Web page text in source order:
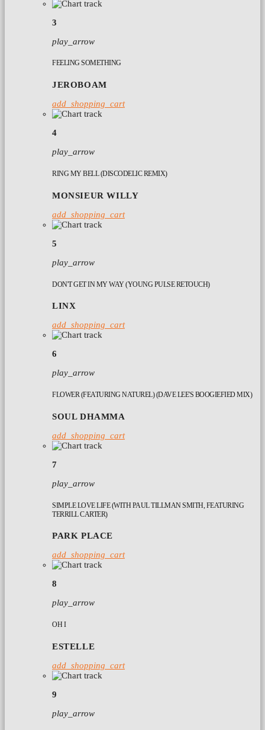
3
play_arrow
FEELING SOMETHING
JEROBOAM
add_shopping_cart
4
play_arrow
RING MY BELL (DISCODELIC REMIX)
MONSIEUR WILLY
add_shopping_cart
5
play_arrow
DON'T GET IN MY WAY (YOUNG PULSE RETOUCH)
LINX
add_shopping_cart
6
play_arrow
FLOWER (FEATURING NATUREL) (DAVE LEE'S BOOGIEFIED MIX)
SOUL DHAMMA
add_shopping_cart
7
play_arrow
SIMPLE LOVE LIFE (WITH PAUL TILLMAN SMITH, FEATURING
TERRILL CARTER)
PARK PLACE
add_shopping_cart
8
play_arrow
OH I
ESTELLE
add_shopping_cart
9
play_arrow